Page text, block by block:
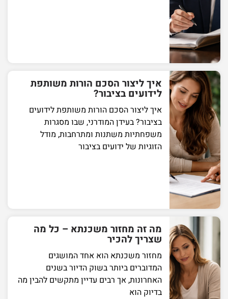
איך ליצור הסכם הורות משותפת
לידועים בציבור?
איך ליצור הסכם הורות משותפת לידועים
בציבור? בעידן המודרני, שבו מסגרות
משפחתיות משתנות ומתרחבות, מודל
הזוגיות של ידועים בציבור
מה זה מחזור משכנתא – כל מה
שצריך להכיר
מחזור משכנתא הוא אחד המושגים
המדוברים ביותר בשוק הדיור בשנים
האחרונות, אך רבים עדיין מתקשים להבין מה
בדיוק הוא